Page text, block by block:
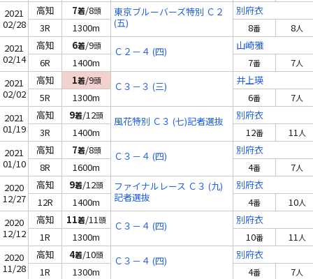
2021
02/28
高知 7着/8頭
東京ブルーバーズ特別 Ｃ２
(五)
別府衣
3R
1300m 8番 8人
2021
02/14
高知 6着/9頭 Ｃ２－４ (四)
山崎雅
6R
1400m 7番 7人
2021
02/02
高知 1着/9頭 Ｃ３－３ (三)
井上瑛
5R
1300m 6番 7人
2021
01/19
高知 9着/12頭 風花特別 Ｃ３ (七)記者選抜
別府衣
3R
1400m 12番 11人
2021
01/10
高知 7着/8頭 Ｃ３－４ (四)
別府衣
8R
1600m 4番 7人
2020
12/27
高知 9着/12頭
ファイナルレース Ｃ３ (九)
記者選抜
別府衣
12R
1400m 4番 10人
2020
12/12
高知 11着/11頭 Ｃ３－４ (四)
別府衣
1R
1300m 10番 11人
2020
11/28
高知 4着/10頭 Ｃ３－４ (四)
別府衣
1R
1300m 4番 7人